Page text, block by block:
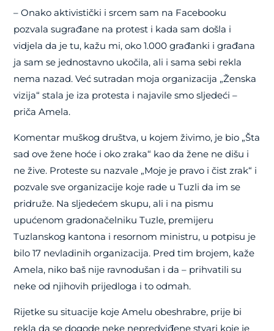
– Onako aktivistički i srcem sam na Facebooku
pozvala sugrađane na protest i kada sam došla i
vidjela da je tu, kažu mi, oko 1.000 građanki i građana
ja sam se jednostavno ukočila, ali i sama sebi rekla
nema nazad. Već sutradan moja organizacija „Ženska
vizija“ stala je iza protesta i najavile smo sljedeći –
priča Amela.
Komentar muškog društva, u kojem živimo, je bio „Šta
sad ove žene hoće i oko zraka“ kao da žene ne dišu i
ne žive. Proteste su nazvale „Moje je pravo i čist zrak“ i
pozvale sve organizacije koje rade u Tuzli da im se
pridruže. Na sljedećem skupu, ali i na pismu
upućenom gradonačelniku Tuzle, premijeru
Tuzlanskog kantona i resornom ministru, u potpisu je
bilo 17 nevladinih organizacija. Pred tim brojem, kaže
Amela, niko baš nije ravnodušan i da – prihvatili su
neke od njihovih prijedloga i to odmah.
Rijetke su situacije koje Amelu obeshrabre, prije bi
rekla da se dogode neke nepredviđene stvari koje je